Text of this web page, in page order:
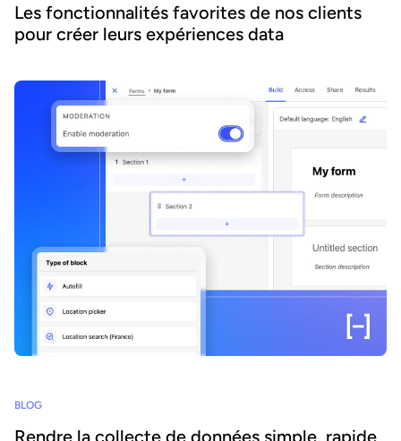
Les fonctionnalités favorites de nos clients
pour créer leurs expériences data
BLOG
Rendre la collecte de données simple, rapide